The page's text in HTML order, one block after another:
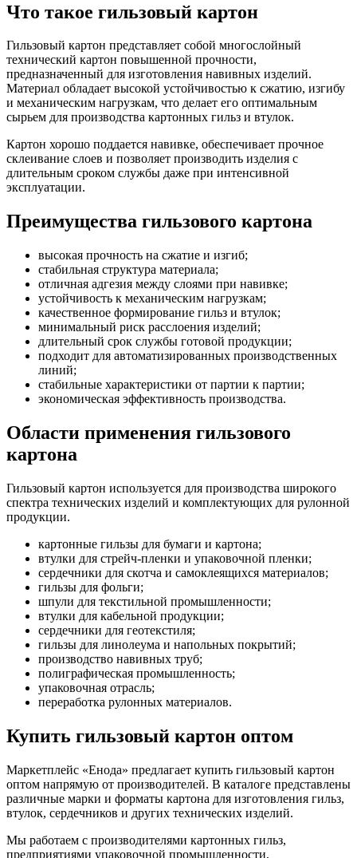
Что такое гильзовый картон
Гильзовый картон представляет собой многослойный
технический картон повышенной прочности,
предназначенный для изготовления навивных изделий.
Материал обладает высокой устойчивостью к сжатию, изгибу
и механическим нагрузкам, что делает его оптимальным
сырьем для производства картонных гильз и втулок.
Картон хорошо поддается навивке, обеспечивает прочное
склеивание слоев и позволяет производить изделия с
длительным сроком службы даже при интенсивной
эксплуатации.
Преимущества гильзового картона
высокая прочность на сжатие и изгиб;
стабильная структура материала;
отличная адгезия между слоями при навивке;
устойчивость к механическим нагрузкам;
качественное формирование гильз и втулок;
минимальный риск расслоения изделий;
длительный срок службы готовой продукции;
подходит для автоматизированных производственных
линий;
стабильные характеристики от партии к партии;
экономическая эффективность производства.
Области применения гильзового
картона
Гильзовый картон используется для производства широкого
спектра технических изделий и комплектующих для рулонной
продукции.
картонные гильзы для бумаги и картона;
втулки для стрейч-пленки и упаковочной пленки;
сердечники для скотча и самоклеящихся материалов;
гильзы для фольги;
шпули для текстильной промышленности;
втулки для кабельной продукции;
сердечники для геотекстиля;
гильзы для линолеума и напольных покрытий;
производство навивных труб;
полиграфическая промышленность;
упаковочная отрасль;
переработка рулонных материалов.
Купить гильзовый картон оптом
Маркетплейс «Енода» предлагает купить гильзовый картон
оптом напрямую от производителей. В каталоге представлены
различные марки и форматы картона для изготовления гильз,
втулок, сердечников и других технических изделий.
Мы работаем с производителями картонных гильз,
предприятиями упаковочной промышленности,